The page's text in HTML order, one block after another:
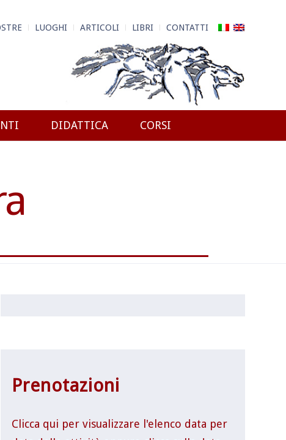
LUOGHI ARTICOLI LIBRI CONTATTI
DIDATTICA CORSI
Prenotazioni
Clicca qui per visualizzare l'elenco data per